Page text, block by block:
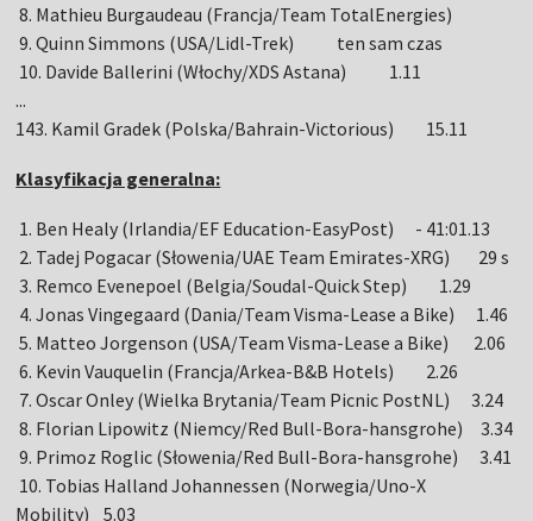
8. Mathieu Burgaudeau (Francja/Team TotalEnergies)
9. Quinn Simmons (USA/Lidl-Trek) ten sam czas
10. Davide Ballerini (Włochy/XDS Astana) 1.11
...
143. Kamil Gradek (Polska/Bahrain-Victorious) 15.11
Klasyfikacja generalna:
1. Ben Healy (Irlandia/EF Education-EasyPost) - 41:01.13
2. Tadej Pogacar (Słowenia/UAE Team Emirates-XRG) 29 s
3. Remco Evenepoel (Belgia/Soudal-Quick Step) 1.29
4. Jonas Vingegaard (Dania/Team Visma-Lease a Bike) 1.46
5. Matteo Jorgenson (USA/Team Visma-Lease a Bike) 2.06
6. Kevin Vauquelin (Francja/Arkea-B&B Hotels) 2.26
7. Oscar Onley (Wielka Brytania/Team Picnic PostNL) 3.24
8. Florian Lipowitz (Niemcy/Red Bull-Bora-hansgrohe) 3.34
9. Primoz Roglic (Słowenia/Red Bull-Bora-hansgrohe) 3.41
10. Tobias Halland Johannessen (Norwegia/Uno-X
Mobility) 5.03